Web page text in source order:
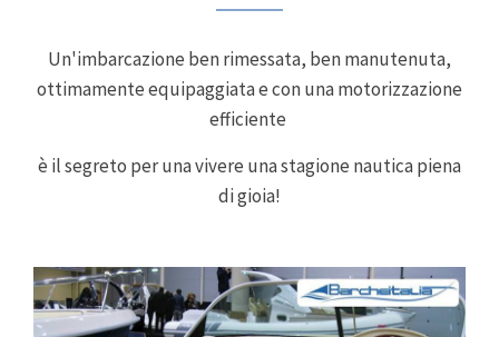
Un'imbarcazione ben rimessata, ben manutenuta,
ottimamente equipaggiata e con una motorizzazione
efficiente
è il segreto per una vivere una stagione nautica piena
di gioia!